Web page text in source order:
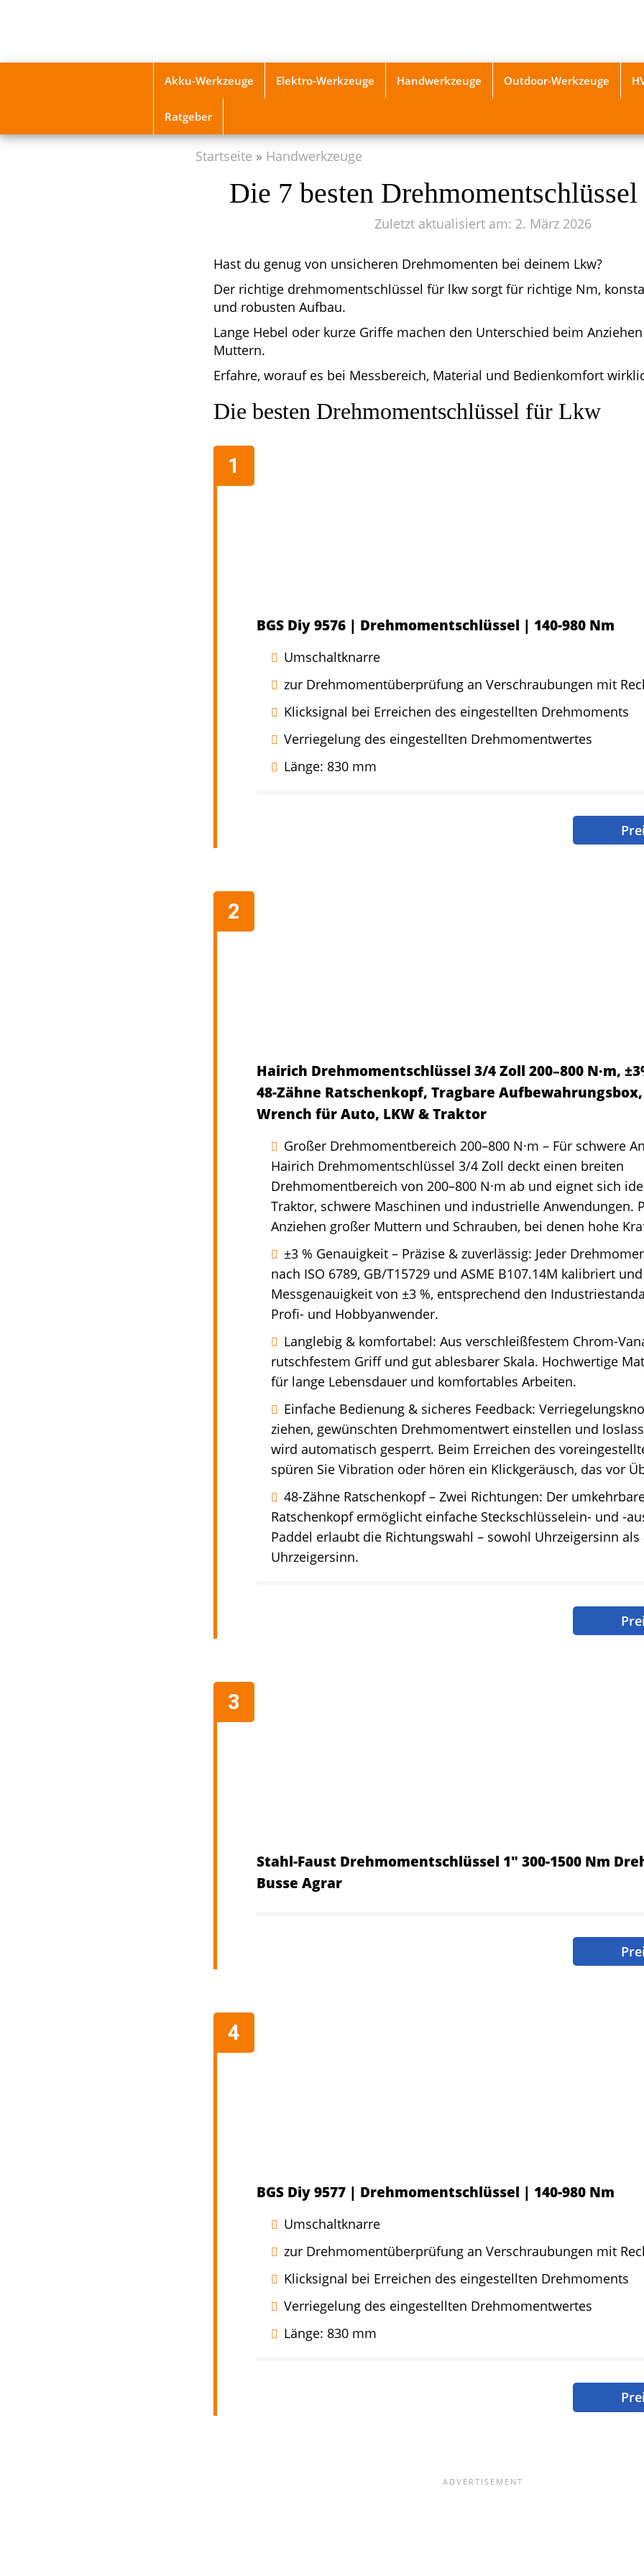
content
Akku-Werkzeuge Elektro-Werkzeuge Handwerkzeuge Outdoor-Werkzeuge
Ratgeber
Startseite Handwerkzeuge
Die 7 besten
Zuletzt aktualisiert am: 2. März 2026
Hast du genug von unsicheren Drehmomenten bei deinem Lkw?
Der richtige drehmomentschlüssel für lkw sorgt für richtige Nm,
und robusten Aufbau.
Lange Hebel oder kurze Griffe machen den Unterschied beim
Muttern.
Erfahre, worauf es bei Messbereich, Material und Bedienkomfort
Die besten Drehmomentschlüssel für Lkw
BGS Diy 9576 | Drehmomentschlüssel | 140-980 Nm
Umschaltknarre
zur Drehmomentüberprüfung an Verschraubungen mit
Klicksignal bei Erreichen des eingestellten Drehmoments
Verriegelung des eingestellten Drehmomentwertes
Länge: 830 mm
Hairich Drehmomentschlüssel 3/4 Zoll 200–800 N·m,
48-Zähne Ratschenkopf, Tragbare
Wrench für Auto, LKW & Traktor
Großer Drehmomentbereich 200–800 N·m – Für schwere
Hairich Drehmomentschlüssel 3/4 Zoll deckt einen breiten
Drehmomentbereich von 200–800 N·m ab und eignet sich
Traktor, schwere Maschinen und industrielle Anwendungen.
Anziehen großer Muttern und Schrauben, bei denen hohe
±3 % Genauigkeit – Präzise & zuverlässig: Jeder
nach ISO 6789, GB/T15729 und ASME B107.14M kalibriert
Messgenauigkeit von ±3 %, entsprechend den
Profi- und Hobbyanwender.
Langlebig & komfortabel: Aus verschleißfestem Chrom-
rutschfestem Griff und gut ablesbarer Skala. Hochwertige
für lange Lebensdauer und komfortables Arbeiten.
Einfache Bedienung & sicheres Feedback:
ziehen, gewünschten Drehmomentwert einstellen und
wird automatisch gesperrt. Beim Erreichen des
spüren Sie Vibration oder hören ein Klickgeräusch, das vor
48-Zähne Ratschenkopf – Zwei Richtungen: Der
Ratschenkopf ermöglicht einfache Steckschlüsselein- und -
Paddel erlaubt die Richtungswahl – sowohl Uhrzeigersinn als
Uhrzeigersinn.
Stahl-Faust Drehmomentschlüssel 1" 300-1500 Nm
Busse Agrar
BGS Diy 9577 | Drehmomentschlüssel | 140-980 Nm
Umschaltknarre
zur Drehmomentüberprüfung an Verschraubungen mit
Klicksignal bei Erreichen des eingestellten Drehmoments
Verriegelung des eingestellten Drehmomentwertes
Länge: 830 mm